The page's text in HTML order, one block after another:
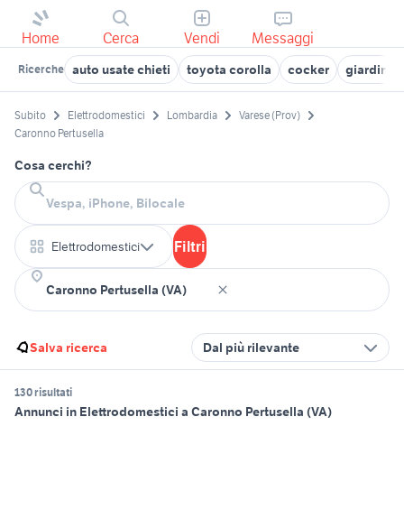
Home Cerca Vendi Messaggi
Ricerche auto usate chieti toyota corolla cocker giardino
Subito Elettrodomestici Lombardia
Varese (Prov)
Caronno Pertusella
Cosa cerchi?
Elettrodomestici Filtri
Salva ricerca Dal più rilevante
130 risultati
Annunci in Elettrodomestici a Caronno Pertusella (VA)